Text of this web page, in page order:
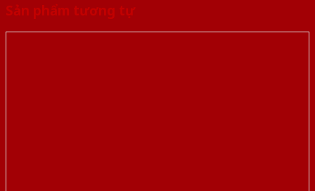
Sản phẩm tương tự